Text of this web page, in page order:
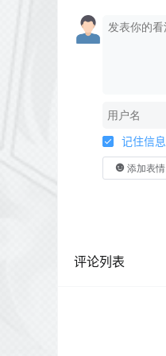
记住信息
添加表情
评论列表